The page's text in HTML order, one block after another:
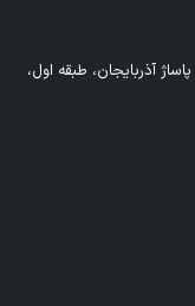
آذربایجان، طبقه اول،